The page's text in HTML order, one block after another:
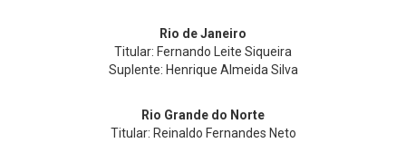
Rio de Janeiro
Titular: Fernando Leite Siqueira
Suplente: Henrique Almeida Silva
Rio Grande do Norte
Titular: Reinaldo Fernandes Neto